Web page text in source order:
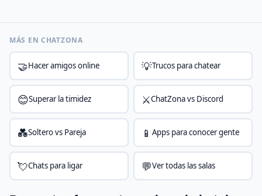
MÁS EN CHATZONA
🤝Hacer amigos online 💡Trucos para chatear
😊Superar la timidez ⚔️ChatZona vs Discord
💑Soltero vs Pareja 📱 Apps para conocer gente
💘Chats para ligar 💬Ver todas las salas